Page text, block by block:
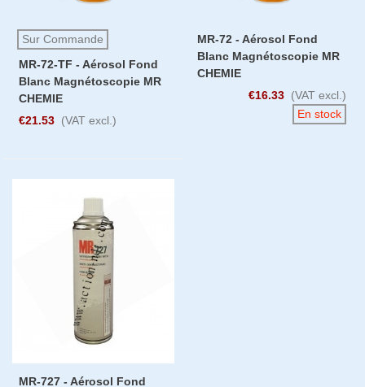
Sur Commande
MR-72-TF - Aérosol Fond
Blanc Magnétoscopie MR
CHEMIE
€21.53 (VAT excl.)
MR-72 - Aérosol Fond
Blanc Magnétoscopie MR
CHEMIE
€16.33 (VAT excl.)
En stock
MR-727 - Aérosol Fond